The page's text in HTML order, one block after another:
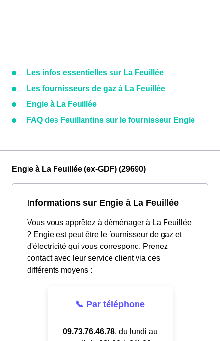
Les infos essentielles sur La Feuillée
Les fournisseurs de gaz à La Feuillée
Engie à La Feuillée
FAQ des Feuillantins sur le fournisseur Engie
Engie à La Feuillée (ex-GDF) (29690)
Informations sur Engie à La Feuillée
Vous vous apprêtez à déménager à La Feuillée
? Engie est peut être le fournisseur de gaz et
d'électricité qui vous correspond. Prenez
contact avec leur service client via ces
différents moyens :
📞 Par téléphone
09.73.76.46.78, du lundi au